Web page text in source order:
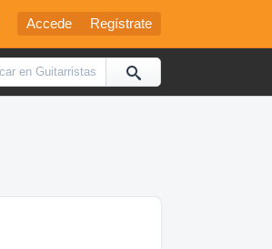
Accede Regístrate